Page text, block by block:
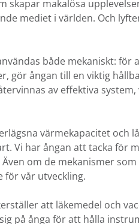
makalösa
mediet i världen. Och
både mekaniskt: för
gör ångan till en viktig
av effektiva
värmekapacitet och
Vi har ångan att tacka för
om de mekanismer
för vår utveckling.
att läkemedel och
på ånga för att hålla